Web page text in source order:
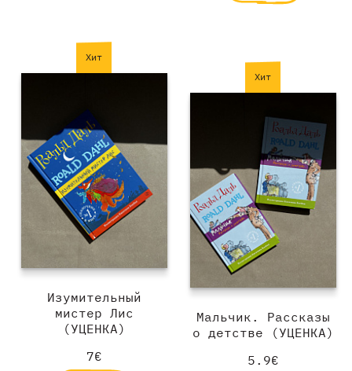
Хит
Изумительный
мистер Лис
(УЦЕНКА)
7€
Хит
Мальчик. Рассказы
о детстве (УЦЕНКА)
5.9€